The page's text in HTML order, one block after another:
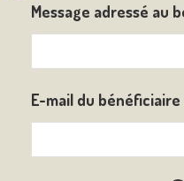
Message adressé au
E-mail du bénéficiaire